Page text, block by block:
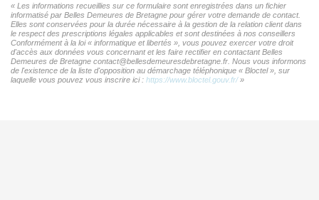
« Les informations recueillies sur ce formulaire sont enregistrées dans un fichier
informatisé par Belles Demeures de Bretagne pour gérer votre demande de contact.
Elles sont conservées pour la durée nécessaire à la gestion de la relation client dans
le respect des prescriptions légales applicables et sont destinées à nos conseillers
Conformément à la loi « informatique et libertés », vous pouvez exercer votre droit
d'accès aux données vous concernant et les faire rectifier en contactant Belles
Demeures de Bretagne contact@bellesdemeuresdebretagne.fr. Nous vous informons
de l'existence de la liste d'opposition au démarchage téléphonique « Bloctel », sur
laquelle vous pouvez vous inscrire ici : https://www.bloctel.gouv.fr/»